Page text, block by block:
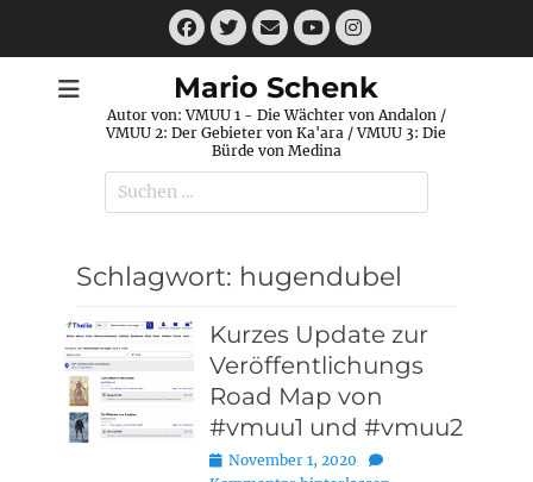
Facebook
Twitter
E-
MailYouTube
Instagram
Mario Schenk
Autor von: VMUU 1 - Die Wächter von Andalon /
VMUU 2: Der Gebieter von Ka'ara / VMUU 3: Die
Bürde von Medina
Suchen
nach:
Schlagwort: hugendubel
Kurzes Update zur
Veröffentlichungs
Road Map von
#vmuu1 und #vmuu2
Posted
November 1, 2020